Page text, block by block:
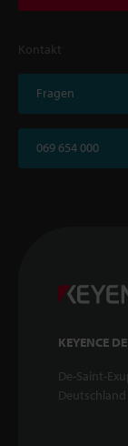
Kontakt
Fragen
069 654 000
KEYENCE
De-Saint-
Deutschland